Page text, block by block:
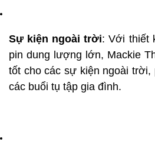
Sự kiện ngoài trời: Với thiết
pin dung lượng lớn, Mackie
tốt cho các sự kiện ngoài trời,
các buổi tụ tập gia đình.